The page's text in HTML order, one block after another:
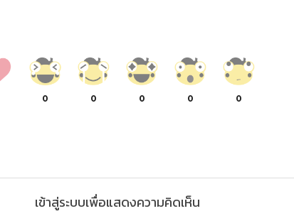
0 0 0 0 0
เข้าสู่ระบบเพื่อแสดงความคิดเห็น